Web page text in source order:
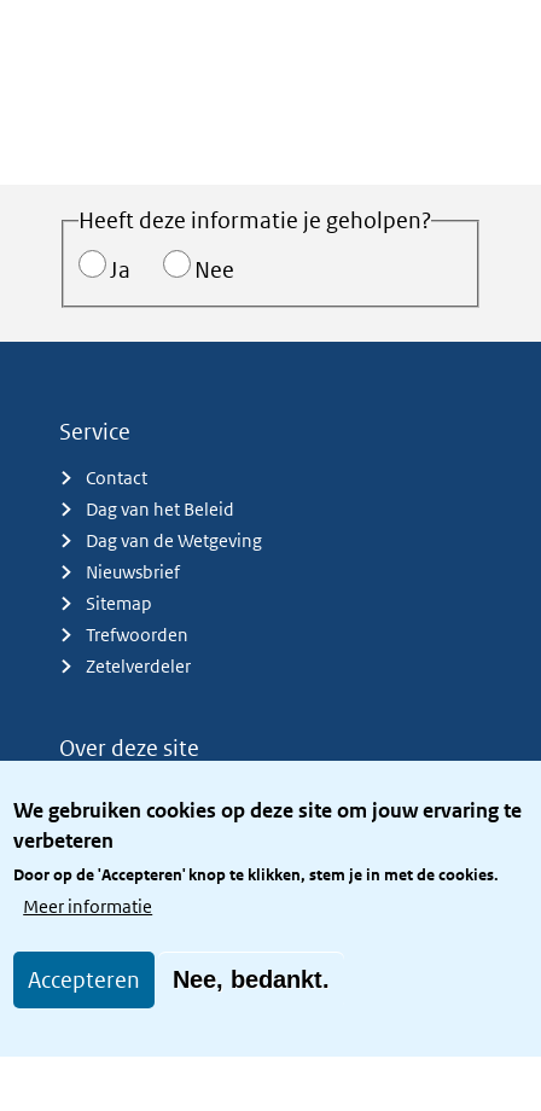
We gebruiken cookies op deze site om jouw ervaring te
verbeteren
Door op de 'Accepteren' knop te klikken, stem je in met de cookies.
Meer informatie
Accepteren Nee, bedankt.
Heeft deze informatie je geholpen?
Ja
Nee
Service
Contact
Dag van het Beleid
Dag van de Wetgeving
Nieuwsbrief
Sitemap
Trefwoorden
Zetelverdeler
Over deze site
Privacy
Toegang site openbaar
Toegankelijkheid